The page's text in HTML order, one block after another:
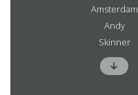
Amsterdam
Andy
Skinner